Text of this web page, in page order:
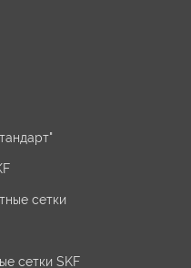
сетки
сетки SKF